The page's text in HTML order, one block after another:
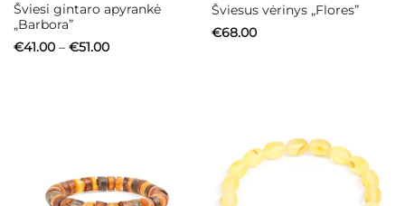
Šviesi gintaro apyrankė
„Barbora”
€41.00 – €51.00Price
Šviesus vėrinys „Flores”
€68.00